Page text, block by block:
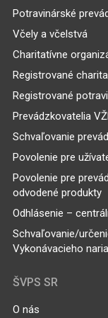
Potravinárské
Včely a včelstvá
Charitatívne
Registrované
Registrované
Prevádzkovatelia
Schvaľovanie
Povolenie pre
Povolenie pre
odvodené produkty
Odhlásenie –
Schvaľovanie/
Vykonávacieho
ŠVPS SR
O nás